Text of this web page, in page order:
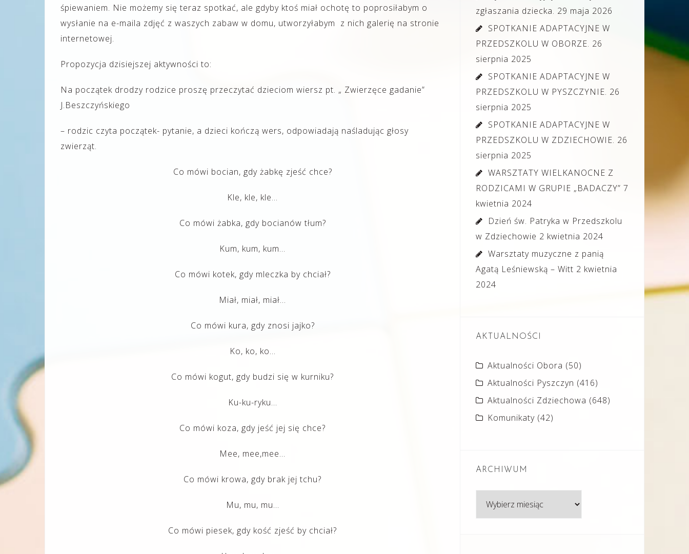
śpiewaniem. Nie możemy się teraz spotkać, ale gdyby ktoś miał ochotę to poprosiłabym o
wysłanie na e-maila zdjęć z waszych zabaw w domu, utworzyłabym z nich galerię na stronie
internetowej.
Propozycja dzisiejszej aktywności to:
Na początek drodzy rodzice proszę przeczytać dzieciom wiersz pt. „ Zwierzęce gadanie”
J.Beszczyńskiego
– rodzic czyta początek- pytanie, a dzieci kończą wers, odpowiadają naśladując głosy
zwierząt.
Co mówi bocian, gdy żabkę zjeść chce?
Kle, kle, kle…
Co mówi żabka, gdy bocianów tłum?
Kum, kum, kum…
Co mówi kotek, gdy mleczka by chciał?
Miał, miał, miał…
Co mówi kura, gdy znosi jajko?
Ko, ko, ko…
Co mówi kogut, gdy budzi się w kurniku?
Ku-ku-ryku…
Co mówi koza, gdy jeść jej się chce?
Mee, mee,mee…
Co mówi krowa, gdy brak jej tchu?
Mu, mu, mu…
Co mówi piesek, gdy kość zjeść by chciał?
zgłaszania dziecka. 29 maja 2026
SPOTKANIE ADAPTACYJNE W
PRZEDSZKOLU W OBORZE. 26
sierpnia 2025
SPOTKANIE ADAPTACYJNE W
PRZEDSZKOLU W PYSZCZYNIE. 26
sierpnia 2025
SPOTKANIE ADAPTACYJNE W
PRZEDSZKOLU W ZDZIECHOWIE. 26
sierpnia 2025
WARSZTATY WIELKANOCNE Z
RODZICAMI W GRUPIE „BADACZY” 7
kwietnia 2024
Dzień św. Patryka w Przedszkolu
w Zdziechowie 2 kwietnia 2024
Warsztaty muzyczne z panią
Agatą Leśniewską – Witt 2 kwietnia
2024
AKTUALNOŚCI
Aktualności Obora (50)
Aktualności Pyszczyn (416)
Aktualności Zdziechowa (648)
Komunikaty (42)
ARCHIWUM